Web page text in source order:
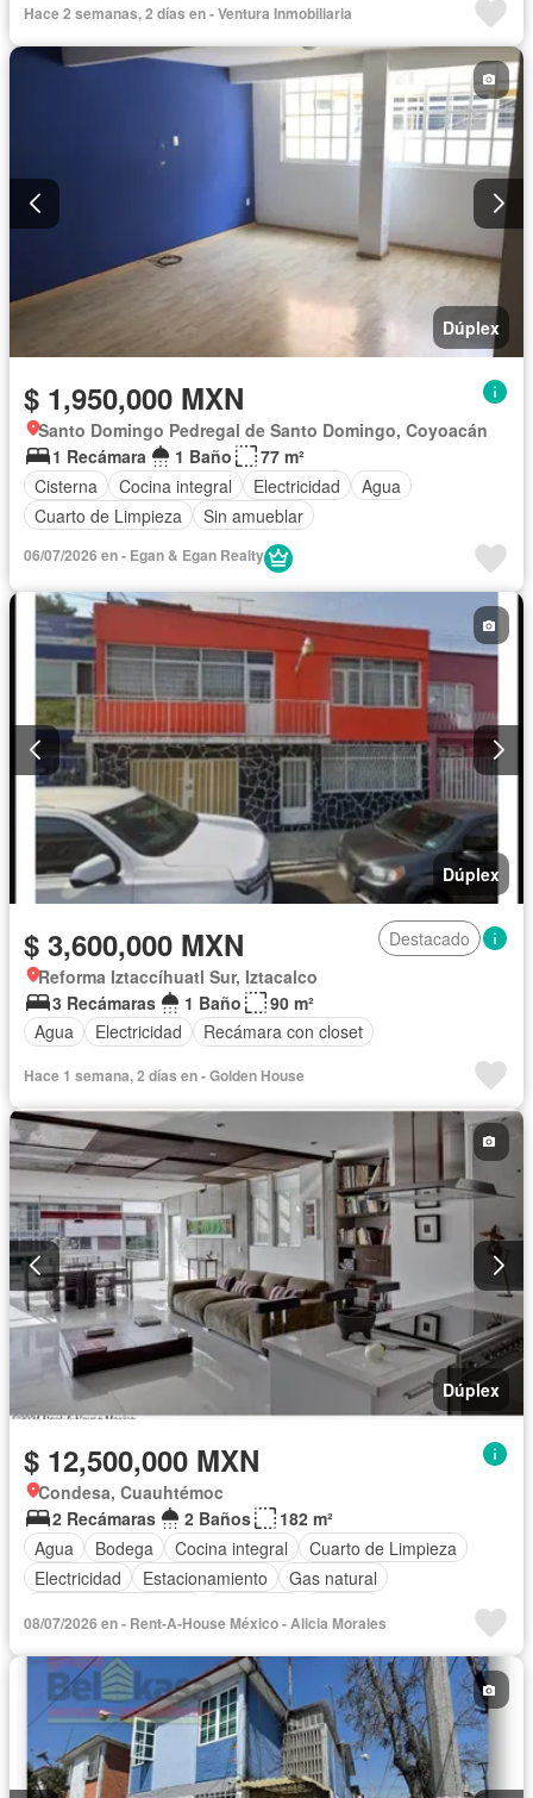
Hace 2 semanas, 2 días en - Ventura Inmobiliaria
Dúplex
$ 1,950,000 MXN
Santo Domingo Pedregal de Santo Domingo, Coyoacán
1 Recámara
1 Baño
77 m²
Cisterna
Cocina integral Electricidad
Agua
Cuarto de Limpieza
Sin amueblar
06/07/2026 en - Egan & Egan Realty
Dúplex
$ 3,600,000 MXN
Destacado
Reforma Iztaccíhuatl Sur, Iztacalco
3 Recámaras
1 Baño
90 m²
Agua
Electricidad Recámara con closet
Hace 1 semana, 2 días en - Golden House
Dúplex
$ 12,500,000 MXN
Condesa, Cuauhtémoc
2 Recámaras
2 Baños
182 m²
Agua
Bodega Cocina integral
Cuarto de Limpieza
Electricidad
Estacionamiento
Gas natural
Vista panorámica
08/07/2026 en - Rent-A-House México - Alicia Morales